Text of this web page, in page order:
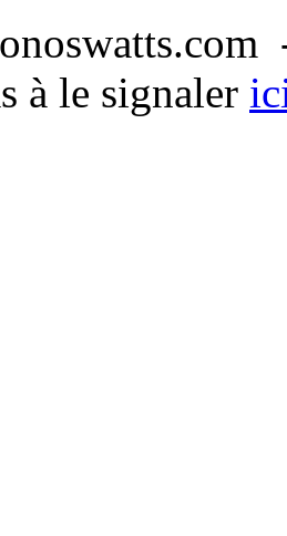
à le signaler